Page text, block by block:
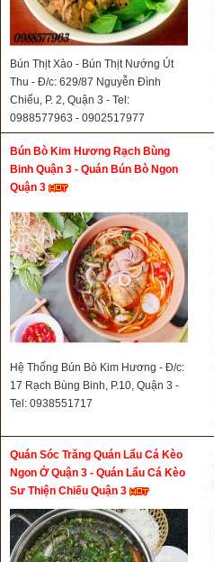
Bún Thịt Xào - Bún Thịt Nướng Út
Thu - Đ/c: 629/87 Nguyễn Đình
Chiểu, P. 2, Quận 3 - Tel:
0988577963 - 0902517977
Bún Bò Kim Hương Rạch Bùng
Binh Quận 3 - Quán Bún Bò Ngon
Quận 3
Hệ Thống Bún Bò Kim Hương - Đ/c:
17 Rạch Bùng Binh, P.10, Quận 3 -
Tel: 0938551717
Quán Sóc Trăng Quán Lẩu Cá Kèo
Ngon Ở Quận 3 - Quán Lẩu Cá Kèo
Sư Thiện Chiếu Quận 3